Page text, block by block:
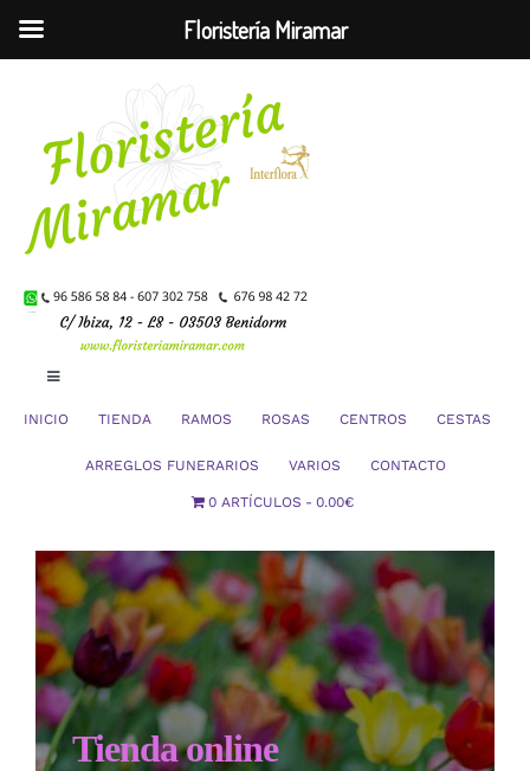
contenido
Toggle
Checkout
Politica de privacidad
INICIO TIENDA RAMOS ROSAS CENTROS CESTAS
ARREGLOS FUNERARIOS VARIOS CONTACTO
0 ARTÍCULOS 0.00€
Tienda online
Floristería Miramar